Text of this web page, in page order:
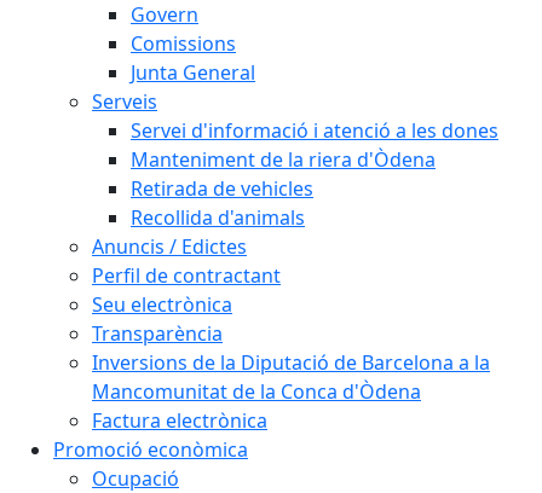
Govern
Comissions
Junta General
Serveis
Servei d'informació i atenció a les dones
Manteniment de la riera d'Òdena
Retirada de vehicles
Recollida d'animals
Anuncis / Edictes
Perfil de contractant
Seu electrònica
Transparència
Inversions de la Diputació de Barcelona a la
Mancomunitat de la Conca d'Òdena
Factura electrònica
Promoció econòmica
Ocupació